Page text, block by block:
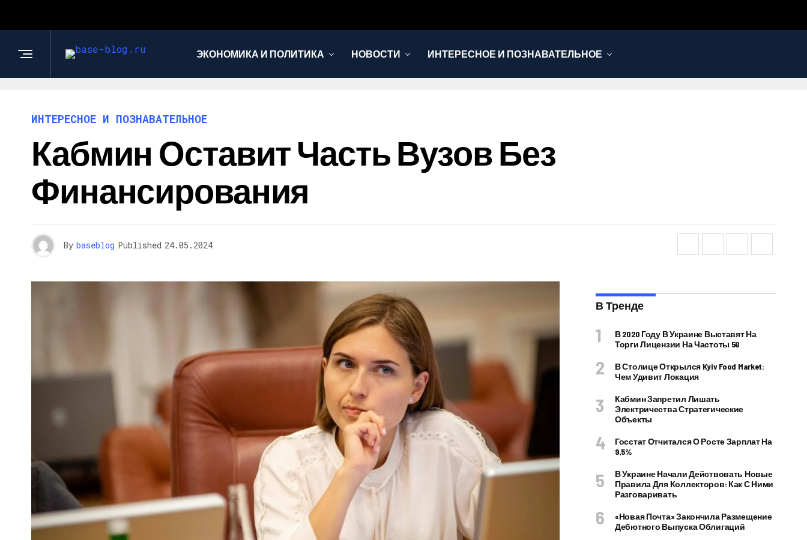
ЭКОНОМИКА И ПОЛИТИКА НОВОСТИ ИНТЕРЕСНОЕ И ПОЗНАВАТЕЛЬНОЕ
ИНТЕРЕСНОЕ И ПОЗНАВАТЕЛЬНОЕ
Кабмин Оставит Часть Вузов Без
Финансирования
By baseblog Published 24.05.2024
В Тренде
В 2020 Году В Украине Выставят На
Торги Лицензии На Частоты 5G
В Столице Открылся Kyiv Food Market:
Чем Удивит Локация
Кабмин Запретил Лишать
Электричества Стратегические
Объекты
Госстат Отчитался О Росте Зарплат На
9,5%
В Украине Начали Действовать Новые
Правила Для Коллекторов: Как С Ними
Разговаривать
«Новая Почта» Закончила Размещение
Дебютного Выпуска Облигаций